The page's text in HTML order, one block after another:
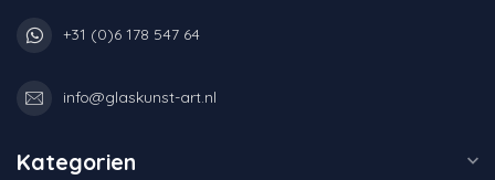
+31 (0)6 178 547 64
info@glaskunst-art.nl
Kategorien